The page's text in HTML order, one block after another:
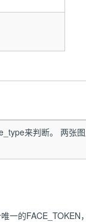
来判断。 两张
一的FACE_TOKEN